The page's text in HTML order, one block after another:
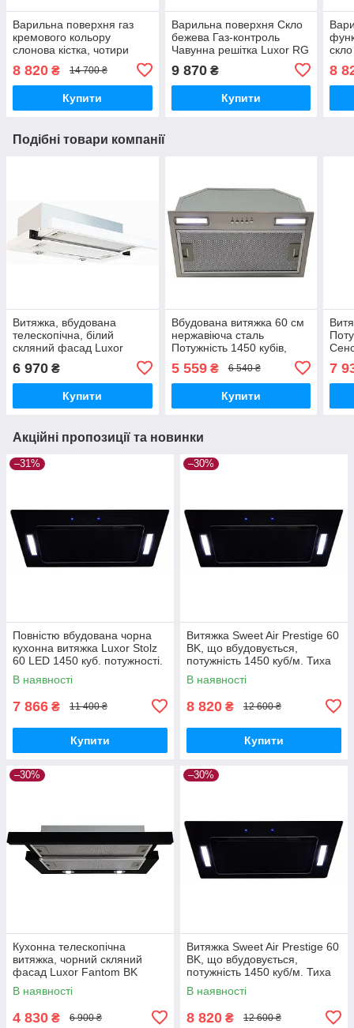
Варильна поверхня газ
кремового кольору
слонова кістка, чотири
функціональні конфорки
Luxor EG 740 .
8 820 ₴ 14 700 ₴
Купити
Варильна поверхня Скло
бежева Газ-контроль
Чавунна решітка Luxor RG
9 870₴
Купити
8
Подібні товари компанії
Витяжка, вбудована
телескопічна, білий
скляний фасад Luxor
Fantom W - 1000 куб/м -
два мотори.
6 970 ₴
Купити
Вбудована витяжка 60 см
нержавіюча сталь
Потужність 1450 кубів,
безшумна робота. Luxor
JET SS.
5 559₴ 6 540 ₴
Купити
7
Акційні пропозиції та новинки
–31%
Повністю вбудована чорна
кухонна витяжка Luxor Stolz
60 LED 1450 куб. потужності.
Тиха 39 дБ. Німеччина
В наявності
7 866 ₴ 11 400 ₴
Купити
–30%
Витяжка Sweet Air Prestige 60
BK, що вбудовується,
потужність 1450 куб/м. Тиха
39 дБ. Чорне скло. Італія
В наявності
8 820 ₴ 12 600 ₴
Купити
–30%
Кухонна телескопічна
витяжка, чорний скляний
фасад Luxor Fantom BK
потужність 1000 куб/м.
В наявності
4 830 ₴ 6 900 ₴
–30%
Витяжка Sweet Air Prestige 60
BK, що вбудовується,
потужність 1450 куб/м. Тиха
39 дБ. Чорне скло. Італія
В наявності
8 820 ₴ 12 600 ₴